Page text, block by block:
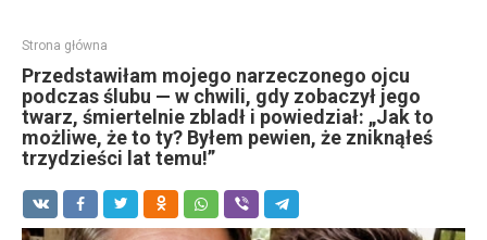
Strona główna
Przedstawiłam mojego narzeczonego ojcu
podczas ślubu — w chwili, gdy zobaczył jego
twarz, śmiertelnie zbladł i powiedział: „Jak to
możliwe, że to ty? Byłem pewien, że zniknąłeś
trzydzieści lat temu!”